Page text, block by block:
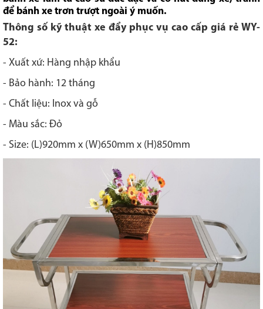
để bánh xe trơn trượt ngoài ý muốn.
Thông số kỹ thuật xe đẩy phục vụ cao cấp giá rẻ WY-
52:
- Xuất xứ: Hàng nhập khẩu
- Bảo hành: 12 tháng
- Chất liệu: Inox và gỗ
- Màu sắc: Đỏ
- Size: (L)920mm x (W)650mm x (H)850mm